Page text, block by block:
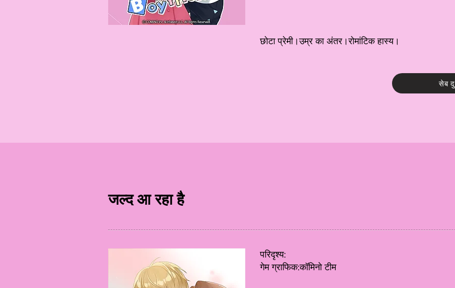
छोटा प्रेमी।उम्र का अंतर।रोमांटिक हास्य।
सेब
जल्द आ रहा है
परिदृश्य:
गेम ग्राफिक:कॉमिनो टीम